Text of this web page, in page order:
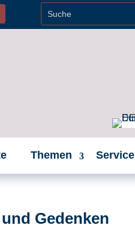
Themen Service
Gedenken